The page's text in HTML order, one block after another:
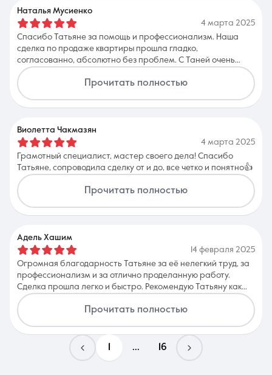
Наталья Мусиенко
4 марта 2025
Спасибо Татьяне за помощь и профессионализм. Наша
сделка по продаже квартиры прошла гладко,
согласованно, абсолютно без проблем. С Таней очень
приятно работать, она тактична, вежлива, позитивна и
Прочитать полностью
Виолетта Чакмазян
4 марта 2025
Грамотный специалист, мастер своего дела! Спасибо
Татьяне, сопроводила сделку от и до, все четко и понятно👍
Прочитать полностью
Адель Хашим
14 февраля 2025
Огромная благодарность Татьяне за её нелегкий труд, за
профессионализм и за отлично проделанную работу.
Сделка прошла легко и быстро. Рекомендую Татьяну как
профессионала в мире недвижимости!!!
Прочитать полностью
1 ... 16